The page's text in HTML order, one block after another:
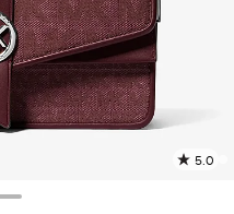
5.0